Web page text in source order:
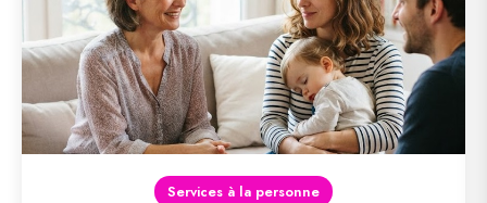
Services à la personne